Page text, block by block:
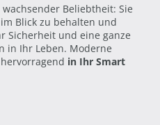
Beliebtheit: Sie
Blick zu behalten und
Sicherheit und eine ganze
in Ihr Leben. Moderne
in Ihr Smart